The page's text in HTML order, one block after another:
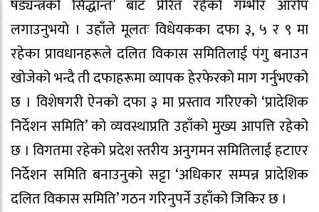
षड्यन्त्रको सिद्धान्त’ बाट प्रेरित रहेको गम्भीर आरोप
लगाउनुभयो । उहाँले मूलतः विधेयकका दफा ३, ५ र ९ मा
रहेका प्रावधानहरूले दलित विकास समितिलाई पंगु बनाउन
खोजेको भन्दै ती दफाहरूमा व्यापक हेरफेरको माग गर्नुभएको
छ । विशेषगरी ऐनको दफा ३ मा प्रस्ताव गरिएको ‘प्रादेशिक
निर्देशन समिति’ को व्यवस्थाप्रति उहाँको मुख्य आपत्ति रहेको
छ । विगतमा रहेको प्रदेश स्तरीय अनुगमन समितिलाई हटाएर
निर्देशन समिति बनाउनुको सट्टा ‘अधिकार सम्पन्न प्रादेशिक
दलित विकास समिति’ गठन गरिनुपर्ने उहाँको जिकिर छ ।